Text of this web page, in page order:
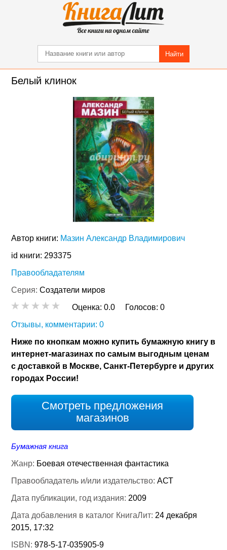
Найти
Белый клинок
Автор книги: Мазин Александр Владимирович
id книги: 293375
Правообладателям
Серия:Создатели миров
Оценка:0.0 Голосов:0
Отзывы, комментарии: 0
Ниже по кнопкам можно купить бумажную книгу в
интернет-магазинах по самым выгодным ценам
с доставкой в Москве, Санкт-Петербурге и других
городах России!
Смотреть предложения
магазинов
Бумажная книга
Жанр: Боевая отечественная фантастика
Правообладатель и/или издательство:АСТ
Дата публикации, год издания: 2009
Дата добавления в каталог КнигаЛит: 24 декабря
2015, 17:32
ISBN:978-5-17-035905-9